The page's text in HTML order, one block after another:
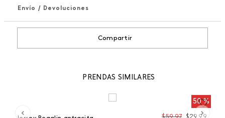
Envío / Devoluciones
Compartir
PRENDAS SIMILARES
50 %
$59,97 $29 99